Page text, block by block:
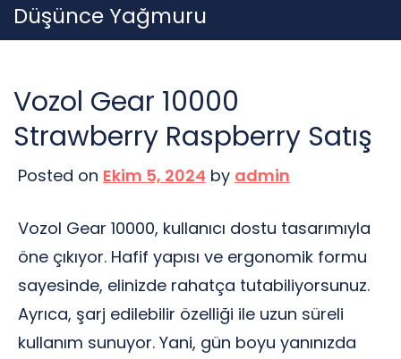
Skip
to
Düşünce Yağmuru
Vozol Gear 10000
Strawberry Raspberry Satış
Posted on Ekim 5, 2024 by admin
Vozol Gear 10000, kullanıcı dostu tasarımıyla
öne çıkıyor. Hafif yapısı ve ergonomik formu
sayesinde, elinizde rahatça tutabiliyorsunuz.
Ayrıca, şarj edilebilir özelliği ile uzun süreli
kullanım sunuyor. Yani, gün boyu yanınızda